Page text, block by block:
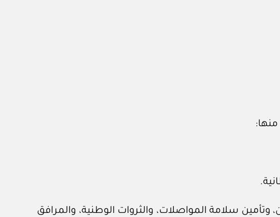
وتأمين سلامة المواصلات، والثروات الوطنية، والمرافق